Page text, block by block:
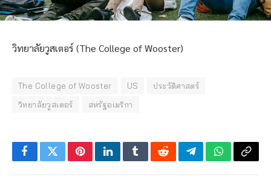
วิทยาลัยวูสเตอร์ (The College of Wooster)
The College of Wooster US
ประวัติศาสตร์
วิทยาลัยวูสเตอร์
สหรัฐอเมริกา
FacebookTwitterPinterestLinkedInTumblrRedditTelegramWhatsApp
Copy